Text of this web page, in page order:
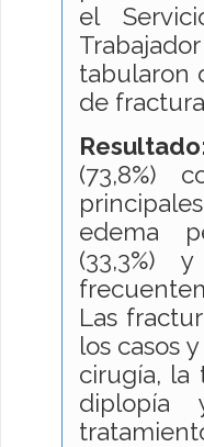
el
tabularon
de
(73,8%)
edema
(33,3%)
Las
los casos
cirugía, la
diplopía